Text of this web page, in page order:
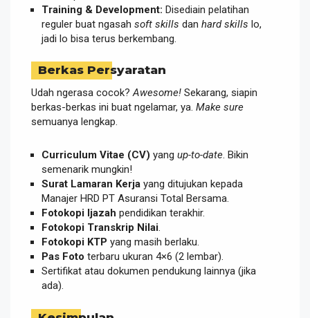
Training & Development: Disediain pelatihan
reguler buat ngasah soft skills dan hard skills lo,
jadi lo bisa terus berkembang.
Berkas Persyaratan
Udah ngerasa cocok?Awesome! Sekarang, siapin
berkas-berkas ini buat ngelamar, ya. Make sure
semuanya lengkap.
Curriculum Vitae (CV) yang up-to-date. Bikin
semenarik mungkin!
Surat Lamaran Kerja yang ditujukan kepada
Manajer HRD PT Asuransi Total Bersama.
Fotokopi Ijazah pendidikan terakhir.
Fotokopi Transkrip Nilai.
Fotokopi KTP yang masih berlaku.
Pas Foto terbaru ukuran 4×6 (2 lembar).
Sertifikat atau dokumen pendukung lainnya (jika
ada).